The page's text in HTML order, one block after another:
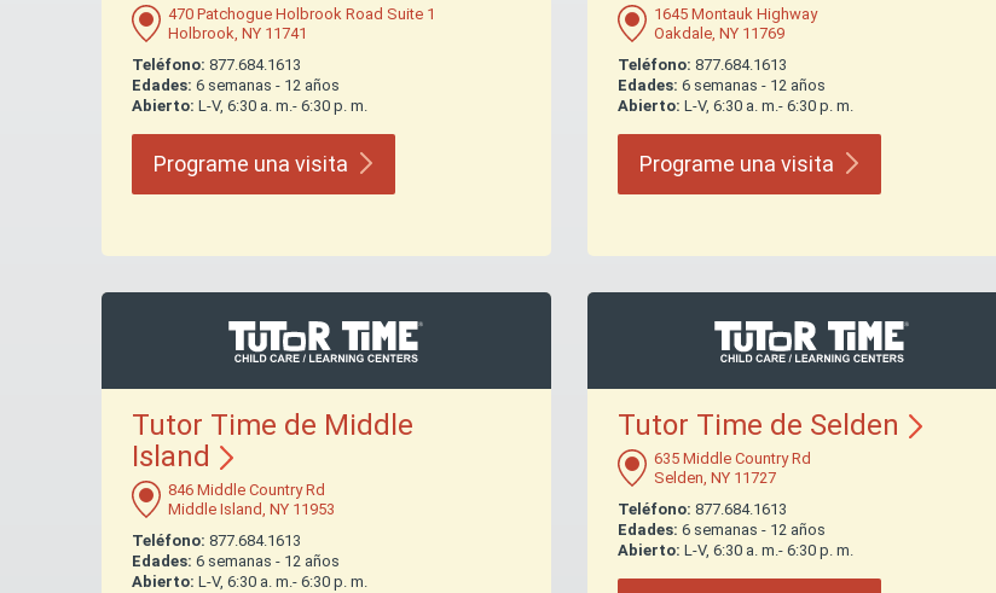
470 Patchogue Holbrook Road Suite 1
Holbrook, NY 11741
Teléfono: 877.684.1613
Edades: 6 semanas - 12 años
Abierto: L-V, 6:30 a. m.- 6:30 p. m.
Programe una visita
1645 Montauk Highway
Oakdale, NY 11769
Teléfono: 877.684.1613
Edades: 6 semanas - 12 años
Abierto: L-V, 6:30 a. m.- 6:30 p. m.
Programe una visita
Tutor Time de Middle
Island
846 Middle Country Rd
Middle Island, NY 11953
Teléfono: 877.684.1613
Edades: 6 semanas - 12 años
Abierto: L-V, 6:30 a. m.- 6:30 p. m.
Tutor Time de Selden
635 Middle Country Rd
Selden, NY 11727
Teléfono: 877.684.1613
Edades: 6 semanas - 12 años
Abierto: L-V, 6:30 a. m.- 6:30 p. m.